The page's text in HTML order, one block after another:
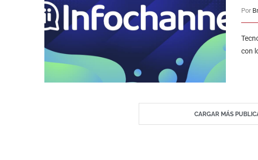
Por
con
CARGAR MÁS